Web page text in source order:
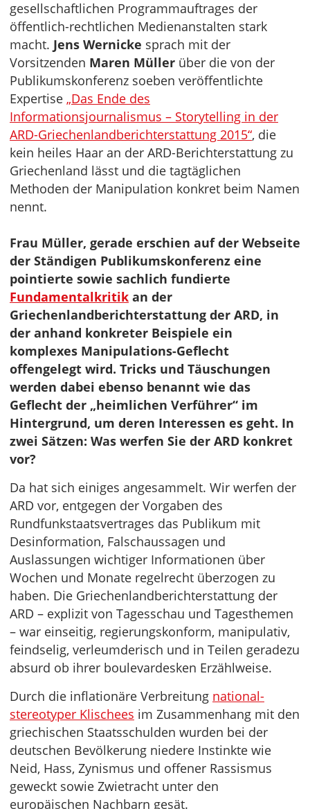
gesellschaftlichen Programmauftrages der
öffentlich-rechtlichen Medienanstalten stark
macht. Jens Wernicke sprach mit der
Vorsitzenden Maren Müller über die von der
Publikumskonferenz soeben veröffentlichte
Expertise „Das Ende des
Informationsjournalismus – Storytelling in der
ARD-Griechenlandberichterstattung 2015“, die
kein heiles Haar an der ARD-Berichterstattung zu
Griechenland lässt und die tagtäglichen
Methoden der Manipulation konkret beim Namen
nennt.
Frau Müller, gerade erschien auf der Webseite
der Ständigen Publikumskonferenz eine
pointierte sowie sachlich fundierte
Fundamentalkritik an der
Griechenlandberichterstattung der ARD, in
der anhand konkreter Beispiele ein
komplexes Manipulations-Geflecht
offengelegt wird. Tricks und Täuschungen
werden dabei ebenso benannt wie das
Geflecht der „heimlichen Verführer“ im
Hintergrund, um deren Interessen es geht. In
zwei Sätzen: Was werfen Sie der ARD konkret
vor?
Da hat sich einiges angesammelt. Wir werfen der
ARD vor, entgegen der Vorgaben des
Rundfunkstaatsvertrages das Publikum mit
Desinformation, Falschaussagen und
Auslassungen wichtiger Informationen über
Wochen und Monate regelrecht überzogen zu
haben. Die Griechenlandberichterstattung der
ARD – explizit von Tagesschau und Tagesthemen
– war einseitig, regierungskonform, manipulativ,
feindselig, verleumderisch und in Teilen geradezu
absurd ob ihrer boulevardesken Erzählweise.
Durch die inflationäre Verbreitung national-
stereotyper Klischees im Zusammenhang mit den
griechischen Staatsschulden wurden bei der
deutschen Bevölkerung niedere Instinkte wie
Neid, Hass, Zynismus und offener Rassismus
geweckt sowie Zwietracht unter den
europäischen Nachbarn gesät.